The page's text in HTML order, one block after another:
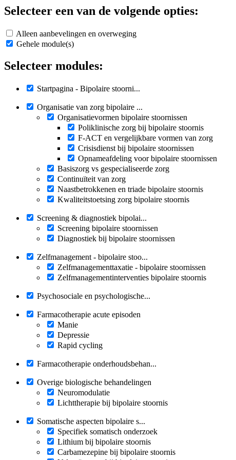
Selecteer een van de volgende opties:
Alleen aanbevelingen en overweging
Gehele module(s)
Selecteer modules:
Startpagina - Bipolaire stoorni...
Organisatie van zorg bipolaire ...
Organisatievormen bipolaire stoornissen
Poliklinische zorg bij bipolaire stoornis
F-ACT en vergelijkbare vormen van zorg
Crisisdienst bij bipolaire stoornissen
Opnameafdeling voor bipolaire stoornissen
Basiszorg vs gespecialiseerde zorg
Continuïteit van zorg
Naastbetrokkenen en triade bipolaire stoornis
Kwaliteitstoetsing zorg bipolaire stoornis
Screening & diagnostiek bipolai...
Screening bipolaire stoornissen
Diagnostiek bij bipolaire stoornissen
Zelfmanagement - bipolaire stoo...
Zelfmanagementtaxatie - bipolaire stoornissen
Zelfmanagementinterventies bipolaire stoornis
Psychosociale en psychologische...
Farmacotherapie acute episoden
Manie
Depressie
Rapid cycling
Farmacotherapie onderhoudsbehan...
Overige biologische behandelingen
Neuromodulatie
Lichttherapie bij bipolaire stoornis
Somatische aspecten bipolaire s...
Specifiek somatisch onderzoek
Lithium bij bipolaire stoornis
Carbamezepine bij bipolaire stoornis